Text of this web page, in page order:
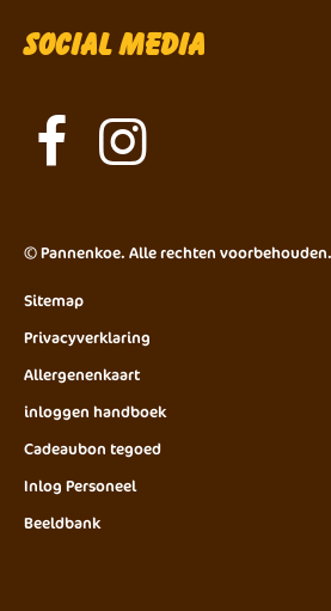
Social Media
© Pannenkoe. Alle rechten voorbehouden.
Sitemap
Privacyverklaring
Allergenenkaart
inloggen handboek
Cadeaubon tegoed
Inlog Personeel
Beeldbank